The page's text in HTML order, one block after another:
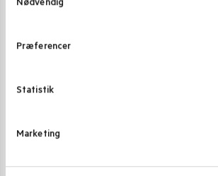
Nødvendig
Præferencer
Statistik
Marketing
SODAVAND